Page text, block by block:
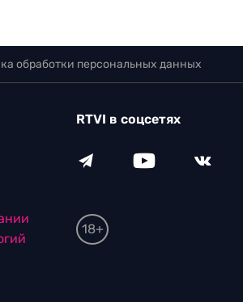
обработки персональных данных
RTVI в соцсетях
18+